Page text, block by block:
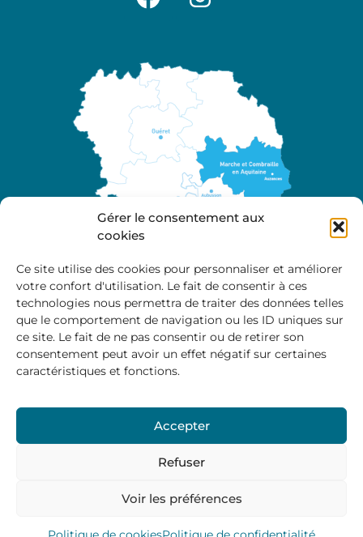
Gérer le consentement aux
cookies
Ce site utilise des cookies pour personnaliser et améliorer
votre confort d'utilisation. Le fait de consentir à ces
technologies nous permettra de traiter des données telles
que le comportement de navigation ou les ID uniques sur
ce site. Le fait de ne pas consentir ou de retirer son
consentement peut avoir un effet négatif sur certaines
caractéristiques et fonctions.
Accepter
Refuser
Voir les préférences
A propos
Site officiel de la Communauté de Communes
Marche et Combraille en Aquitaine
Horaires d’ouverture :
9:00 – 12:00 / 14:00 – 17:00
Vendredi: 9:00 – 12:00
Mentions Légales–Politique des cookies
Marche et Combraille